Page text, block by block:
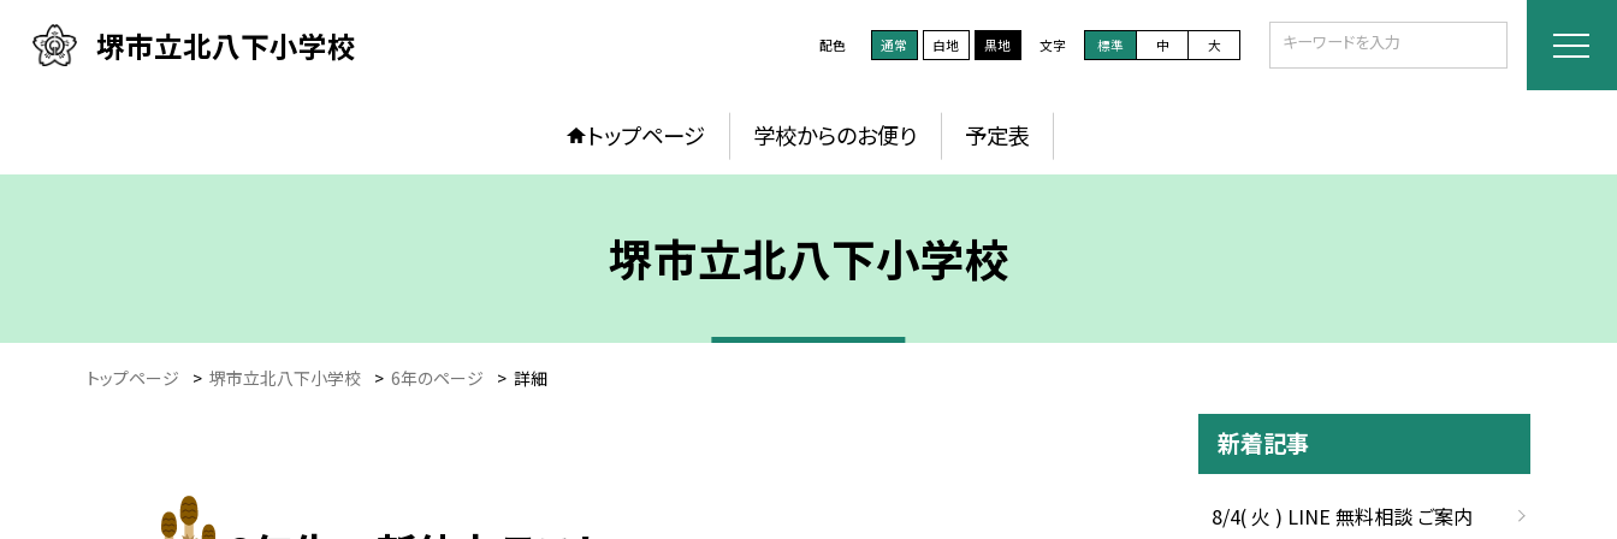
堺市立北八下小学校 配色 通常 白地 黒地 文字 標準 中 大
トップページ 学校からのお便り 予定表
堺市立北八下小学校
トップページ > 堺市立北八下小学校 > 6年のページ > 詳細
新着記事
8/4( 火 ) LINE 無料相談 ご案内